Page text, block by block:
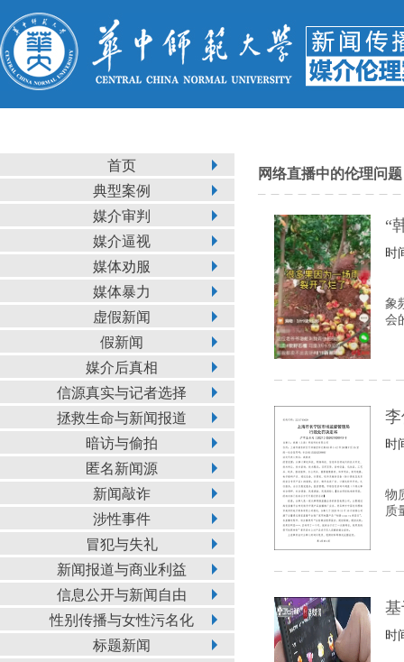
首页
典型案例
媒介审判
媒介逼视
媒体劝服
媒体暴力
虚假新闻
假新闻
媒介后真相
信源真实与记者选择
拯救生命与新闻报道
暗访与偷拍
匿名新闻源
新闻敲诈
涉性事件
冒犯与失礼
新闻报道与商业利益
信息公开与新闻自由
性别传播与女性污名化
标题新闻
网络直播中的伦理问题
“
时
象
会
时
物
质
时